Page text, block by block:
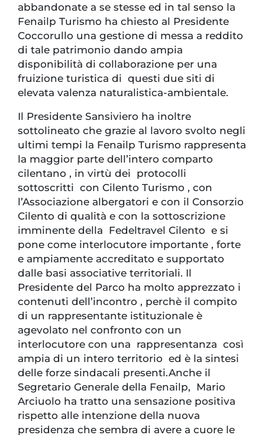
abbandonate a se stesse ed in tal senso la
Fenailp Turismo ha chiesto al Presidente
Coccorullo una gestione di messa a reddito
di tale patrimonio dando ampia
disponibilità di collaborazione per una
fruizione turistica di questi due siti di
elevata valenza naturalistica-ambientale.
Il Presidente Sansiviero ha inoltre
sottolineato che grazie al lavoro svolto negli
ultimi tempi la Fenailp Turismo rappresenta
la maggior parte dell’intero comparto
cilentano , in virtù dei protocolli
sottoscritti con Cilento Turismo , con
l’Associazione albergatori e con il Consorzio
Cilento di qualità e con la sottoscrizione
imminente della Fedeltravel Cilento e si
pone come interlocutore importante , forte
e ampiamente accreditato e supportato
dalle basi associative territoriali. Il
Presidente del Parco ha molto apprezzato i
contenuti dell’incontro , perchè il compito
di un rappresentante istituzionale è
agevolato nel confronto con un
interlocutore con una rappresentanza così
ampia di un intero territorio ed è la sintesi
delle forze sindacali presenti.Anche il
Segretario Generale della Fenailp, Mario
Arciuolo ha tratto una sensazione positiva
rispetto alle intenzione della nuova
presidenza che sembra di avere a cuore le